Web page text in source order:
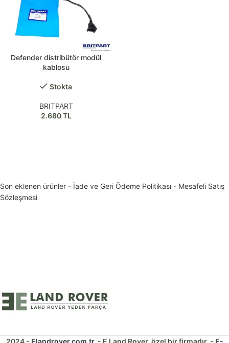
Defender distribütör modül
kablosu
Stokta
BRITPART
2.680TL
Son eklenen ürünler - İade ve Geri Ödeme Politikası - Mesafeli Satış
Sözleşmesi
2024 - Elandrover.com.tr. - E Land Rover, özel bir firmadır. - E-